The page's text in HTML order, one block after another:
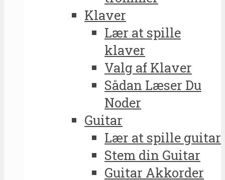
Klaver
Lær at spille
klaver
Valg af Klaver
Sådan Læser Du
Noder
Guitar
Lær at spille guitar
Stem din Guitar
Guitar Akkorder